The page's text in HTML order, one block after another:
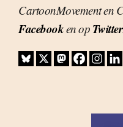
CartoonMovement en
Facebooken op Twitter